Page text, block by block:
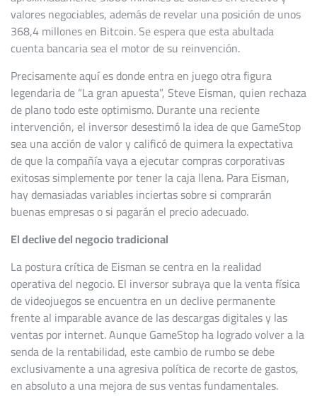
valores negociables, además de revelar una posición de unos
368,4 millones en Bitcoin. Se espera que esta abultada
cuenta bancaria sea el motor de su reinvención.
Precisamente aquí es donde entra en juego otra figura
legendaria de “La gran apuesta”, Steve Eisman, quien rechaza
de plano todo este optimismo. Durante una reciente
intervención, el inversor desestimó la idea de que GameStop
sea una acción de valor y calificó de quimera la expectativa
de que la compañía vaya a ejecutar compras corporativas
exitosas simplemente por tener la caja llena. Para Eisman,
hay demasiadas variables inciertas sobre si comprarán
buenas empresas o si pagarán el precio adecuado.
El declive del negocio tradicional
La postura crítica de Eisman se centra en la realidad
operativa del negocio. El inversor subraya que la venta física
de videojuegos se encuentra en un declive permanente
frente al imparable avance de las descargas digitales y las
ventas por internet. Aunque GameStop ha logrado volver a la
senda de la rentabilidad, este cambio de rumbo se debe
exclusivamente a una agresiva política de recorte de gastos,
en absoluto a una mejora de sus ventas fundamentales.